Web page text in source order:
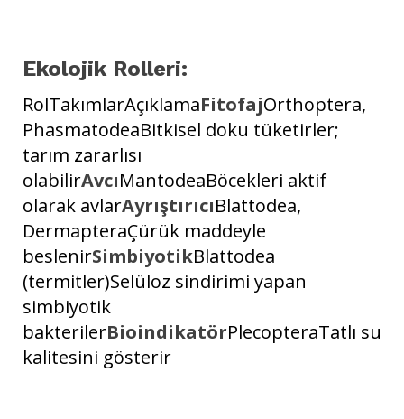
Ekolojik Rolleri:
RolTakımlarAçıklamaFitofajOrthoptera,
PhasmatodeaBitkisel doku tüketirler;
tarım zararlısı
olabilirAvcıMantodeaBöcekleri aktif
olarak avlarAyrıştırıcıBlattodea,
DermapteraÇürük maddeyle
beslenirSimbiyotikBlattodea
(termitler)Selüloz sindirimi yapan
simbiyotik
bakterilerBioindikatörPlecopteraTatlı su
kalitesini gösterir